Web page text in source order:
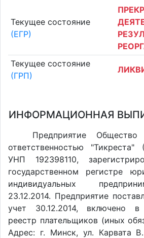
Текущее состояние
(ЕГР)
Текущее состояние
(ГРП)
ИНФОРМАЦИОННАЯ
Предприятие
ответственностью
УНП 192398110,
государственном регистре
индивидуальных
23.12.2014. Предприятие
учет 30.12.2014, включено в
реестр плательщиков (иных
Адрес: г. Минск, ул. Карвата